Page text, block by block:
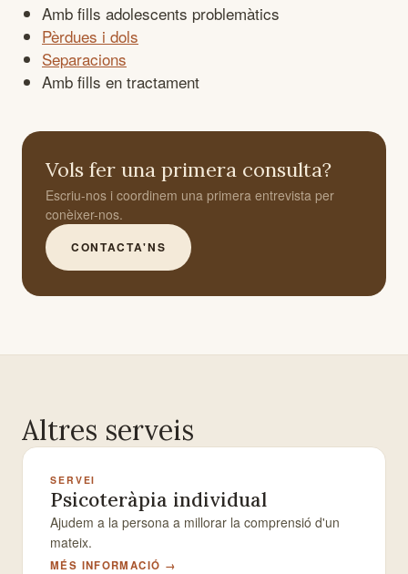
Amb fills adolescents problemàtics
Pèrdues i dols
Separacions
Amb fills en tractament
Vols fer una primera consulta?
Escriu-nos i coordinem una primera entrevista per
conèixer-nos.
CONTACTA'NS
Altres serveis
SERVEI
Psicoteràpia individual
Ajudem a la persona a millorar la comprensió d'un
mateix.
MÉS INFORMACIÓ →